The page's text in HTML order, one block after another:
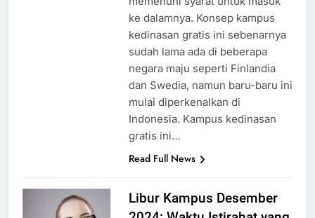
ke dalamnya. Konsep kampus
kedinasan gratis ini sebenarnya
sudah lama ada di beberapa
negara maju seperti Finlandia
dan Swedia, namun baru-baru ini
mulai diperkenalkan di
Indonesia. Kampus kedinasan
gratis ini…
Read Full News
Libur Kampus Desember